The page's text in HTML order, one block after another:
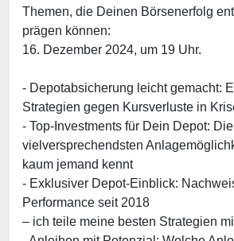
Themen, die Deinen Börsenerfolg
prägen können:
16. Dezember 2024, um 19 Uhr.
- Depotabsicherung leicht gemacht:
Strategien gegen Kursverluste in
- Top-Investments für Dein Depot: Die
vielversprechendsten
kaum jemand kennt
- Exklusiver Depot-Einblick:
Performance seit 2018
– ich teile meine besten Strategien